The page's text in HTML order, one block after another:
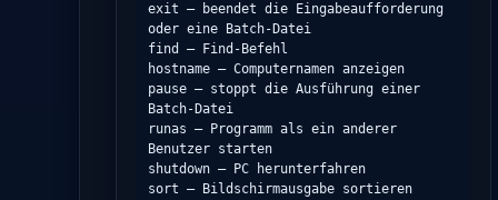
exit – beendet die Eingabeaufforderung
oder eine Batch-Datei
find – Find-Befehl
hostname – Computernamen anzeigen
pause – stoppt die Ausführung einer
Batch-Datei
runas – Programm als ein anderer
Benutzer starten
shutdown – PC herunterfahren
sort – Bildschirmausgabe sortieren